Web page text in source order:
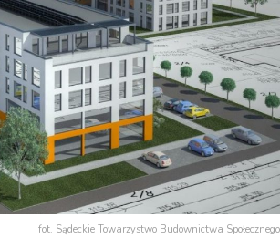
fot. Sądeckie Towarzystwo Budownictwa Społecznego